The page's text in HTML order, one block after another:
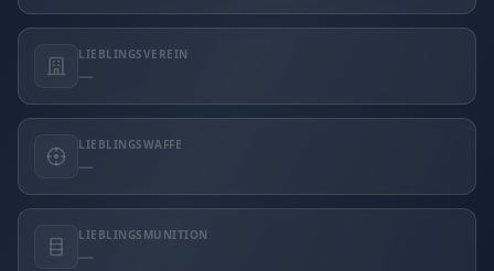
LIEBLINGSVEREIN
—
LIEBLINGSWAFFE
—
LIEBLINGSMUNITION
—